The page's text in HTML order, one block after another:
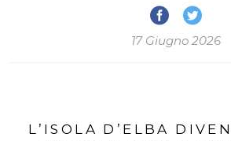
17 Giugno 2026
L’ISOLA D’ELBA